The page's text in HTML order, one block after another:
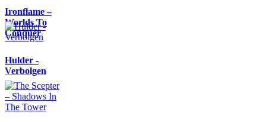
Ironflame –
Worlds To
Conquer
Hulder -
Verbolgen